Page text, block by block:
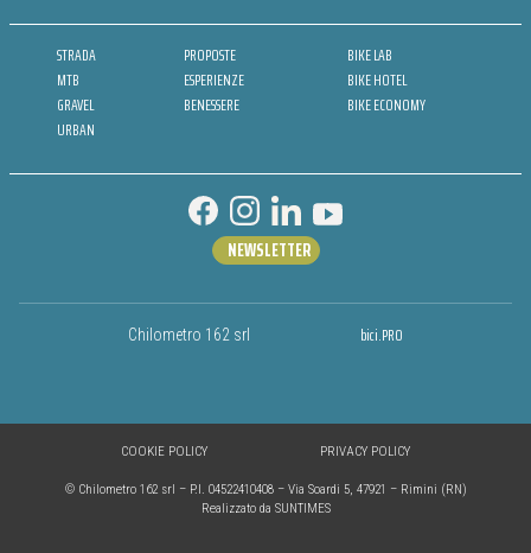
STRADA
MTB
GRAVEL
URBAN
PROPOSTE
ESPERIENZE
BENESSERE
BIKE LAB
BIKE HOTEL
BIKE ECONOMY
Chilometro 162 srl bici.PRO
NEWSLETTER
© Chilometro 162 srl – P.I. 04522410408 – Via Soardi 5, 47921 – Rimini (RN)
Realizzato da SUNTIMES
COOKIE POLICY PRIVACY POLICY